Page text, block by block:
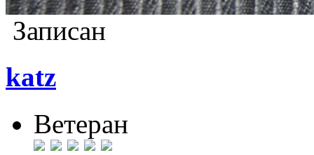
Записан
katz
Ветеран